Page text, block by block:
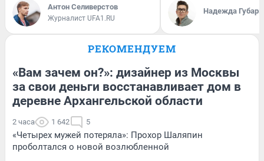
Антон Селиверстов
Журналист UFA1.RU
Надежда Губарь
РЕКОМЕНДУЕМ
«Вам зачем он?»: дизайнер из Москвы
за свои деньги восстанавливает дом в
деревне Архангельской области
2 часа 1 642 5
«Четырех мужей потеряла»: Прохор Шаляпин
проболтался о новой возлюбленной